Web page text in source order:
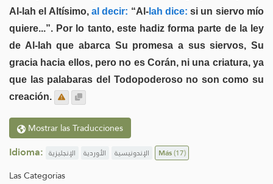
Al-lah el Altísimo,al decir: “Al-lah dice: si un siervo mío
quiere...”. Por lo tanto, este hadiz forma parte de la ley
de Al-lah que abarca Su promesa a sus siervos, Su
gracia hacia ellos, pero no es Corán, ni una criatura, ya
que las palabaras del Todopoderoso no son como su
creación.
Mostrar las Traducciones
Idioma: الإنجليزية الأوردية الإندونيسية Más(17)
Las Categorías